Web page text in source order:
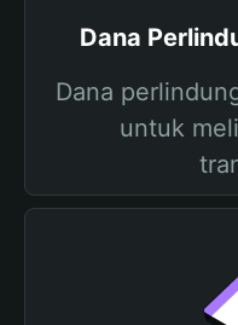
Dana
Dana
untuk